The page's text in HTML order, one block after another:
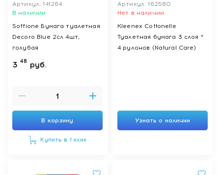
Артикул: 141264
В наличии
Soffione Бумага туалетная
Decoro Blue 2сл 4шт,
голубая
3 48 руб.
В корзину
Купить в 1 клик
Артикул: 162580
Нет в наличии
Kleenex Cottonelle
Туалетная бумага 3 слоя *
4 рулонов (Natural Care)
Узнать о наличии